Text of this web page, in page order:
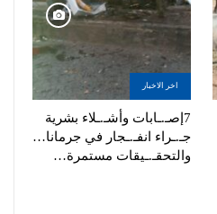
اخر الاخبار
7إصـ.ـابات وأشـ.ـلاء بشرية
جـ.ـراء انفـ.ـجار في جرمانا…
والتحقـ.ـيقات مستمرة…